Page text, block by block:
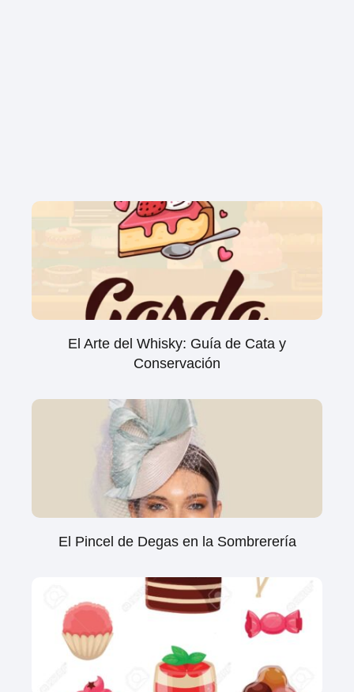
El Arte del Whisky: Guía de Cata y
Conservación
El Pincel de Degas en la Sombrerería